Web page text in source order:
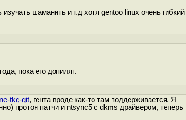
шаманить и т.д хотя gentoo linux очень
пока его допилят.
tkg-git, гента вроде как-то там поддерживается. Я
протон патчи и ntsync5 с dkms драйвером, теперь